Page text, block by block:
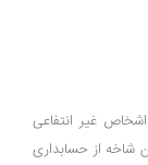
غیر انتفاعی
شاخه از حسابداری